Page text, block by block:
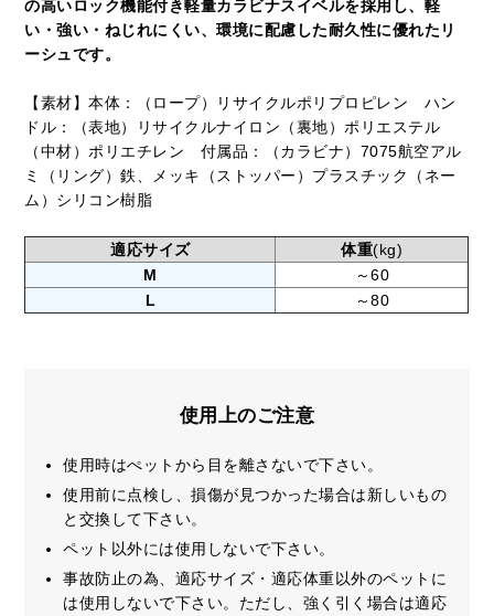
の高いロック機能付き軽量カラビナスイベルを採用し、軽
い・強い・ねじれにくい、環境に配慮した耐久性に優れたリ
ーシュです。
【素材】本体：（ロープ）リサイクルポリプロピレン ハン
ドル：（表地）リサイクルナイロン（裏地）ポリエステル
（中材）ポリエチレン 付属品：（カラビナ）7075航空アル
ミ（リング）鉄、メッキ（ストッパー）プラスチック（ネー
ム）シリコン樹脂
適応サイズ 体重(kg)
M
～60
L
～80
使用上のご注意
使用時はぺットから目を離さないで下さい。
使用前に点検し、損傷が見つかった場合は新しいもの
と交換して下さい。
ペット以外には使用しないで下さい。
事故防止の為、適応サイズ・適応体重以外のペットに
は使用しないで下さい。ただし、強く引く場合は適応